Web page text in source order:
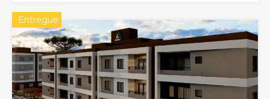
Entregue